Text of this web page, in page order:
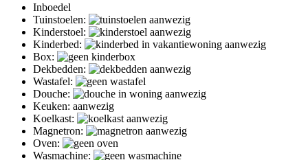
Inboedel
Tuinstoelen:
Kinderstoel:
Kinderbed:
Box:
Dekbedden:
Wastafel:
Douche:
Keuken: aanwezig
Koelkast:
Magnetron:
Oven:
Wasmachine: